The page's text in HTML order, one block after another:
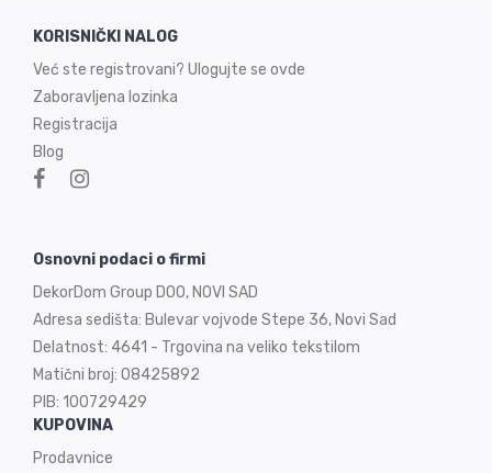
KORISNIČKI NALOG
Već ste registrovani? Ulogujte se ovde
Zaboravljena lozinka
Registracija
Blog
Osnovni podaci o firmi
DekorDom Group DOO, NOVI SAD
Adresa sedišta: Bulevar vojvode Stepe 36, Novi Sad
Delatnost: 4641 - Trgovina na veliko tekstilom
Matični broj: 08425892
PIB: 100729429
KUPOVINA
Prodavnice